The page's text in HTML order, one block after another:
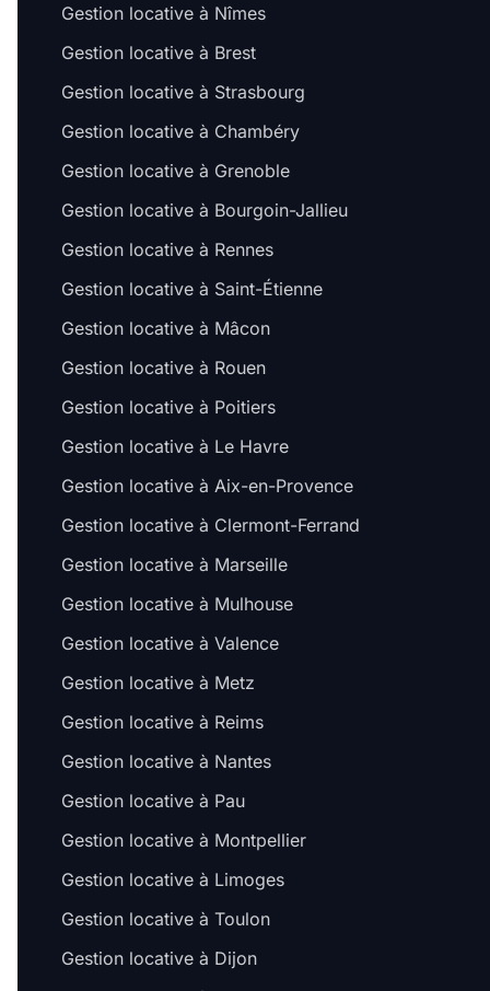
Gestion locative à Nîmes
Gestion locative à Brest
Gestion locative à Strasbourg
Gestion locative à Chambéry
Gestion locative à Grenoble
Gestion locative à Bourgoin-Jallieu
Gestion locative à Rennes
Gestion locative à Saint-Étienne
Gestion locative à Mâcon
Gestion locative à Rouen
Gestion locative à Poitiers
Gestion locative à Le Havre
Gestion locative à Aix-en-Provence
Gestion locative à Clermont-Ferrand
Gestion locative à Marseille
Gestion locative à Mulhouse
Gestion locative à Valence
Gestion locative à Metz
Gestion locative à Reims
Gestion locative à Nantes
Gestion locative à Pau
Gestion locative à Montpellier
Gestion locative à Limoges
Gestion locative à Toulon
Gestion locative à Dijon